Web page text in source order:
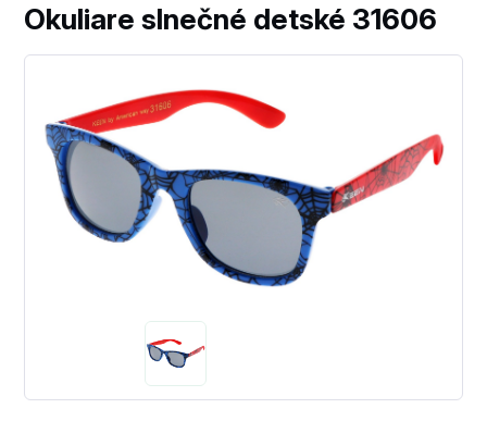
Okuliare slnečné detské 31606